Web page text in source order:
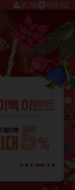
로그인 회원가입